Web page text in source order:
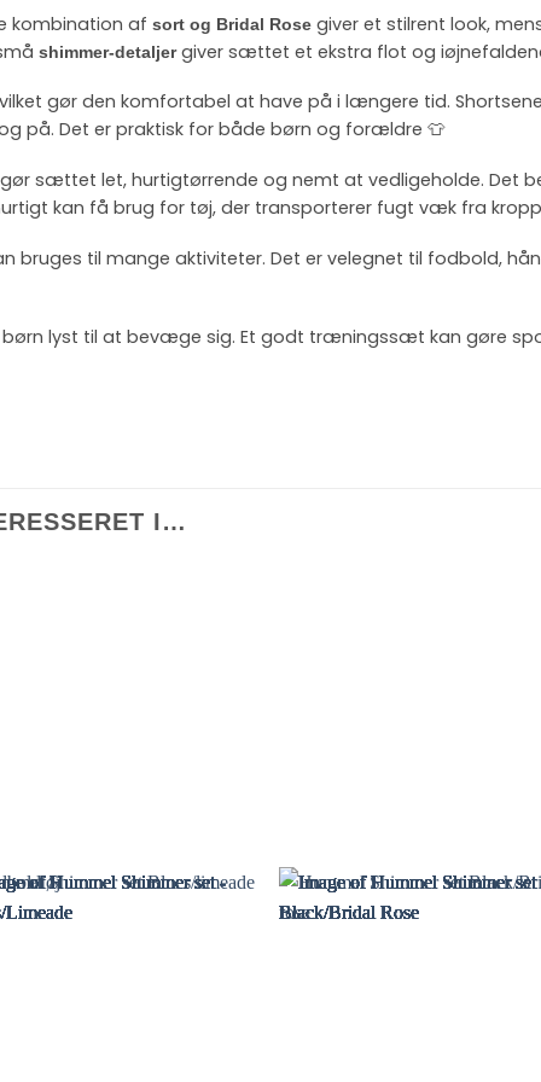
kombination af sort og Bridal Rose giver et stilrent look,
shimmer-detaljergiver sættet et ekstra flot og
gør den komfortabel at have på i længere tid.
på. Det er praktisk for både børn og forældre 👕
sættet let, hurtigtørrende og nemt at vedligeholde. Det
kan få brug for tøj, der transporterer fugt væk fra
bruges til mange aktiviteter. Det er velegnet til fodbold,
børn lyst til at bevæge sig. Et godt træningssæt kan gøre
I…